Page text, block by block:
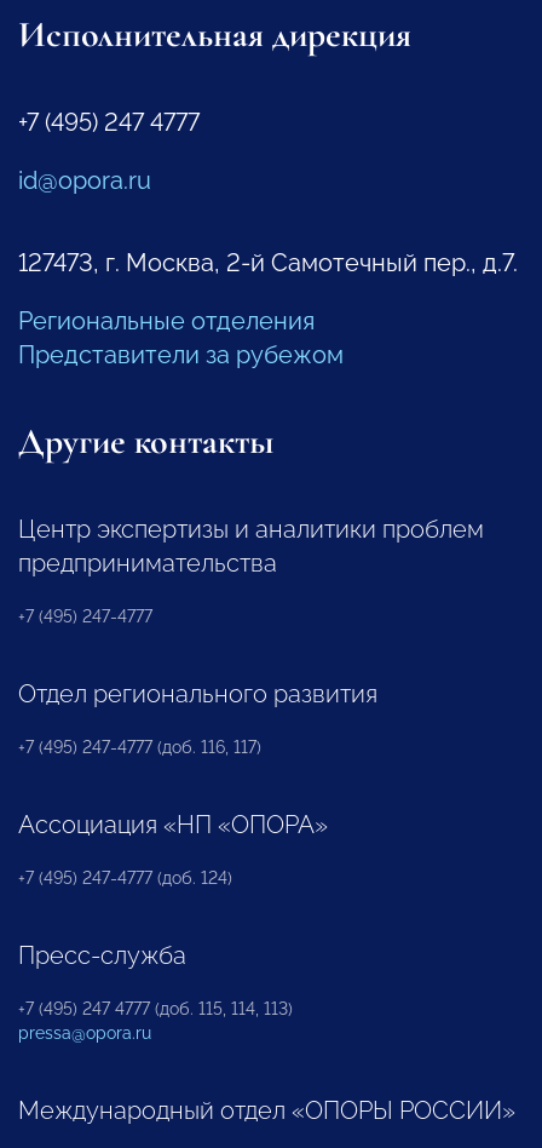
Исполнительная дирекция
+7 (495) 247 4777
id@opora.ru
127473, г. Москва, 2-й Самотечный пер., д.7.
Региональные отделения
Представители за рубежом
Другие контакты
Центр экспертизы и аналитики проблем
предпринимательства
+7 (495) 247-4777
Отдел регионального развития
+7 (495) 247-4777 (доб. 116, 117)
Ассоциация «НП «ОПОРА»
+7 (495) 247-4777 (доб. 124)
Пресс-служба
+7 (495) 247 4777 (доб. 115, 114, 113)
pressa@opora.ru
Международный отдел «ОПОРЫ РОССИИ»